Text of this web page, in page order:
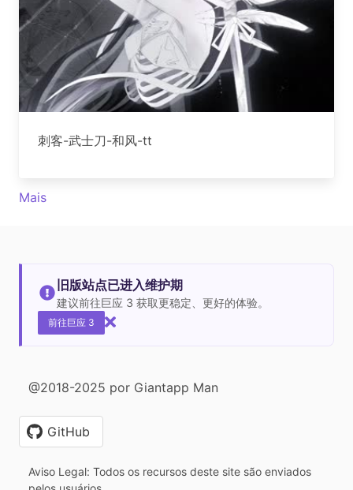
刺客-武士刀-和风-tt
Mais
旧版站点已进入维护期
建议前往巨应 3 获取更稳定、更好的体验。
前往巨应 3
@2018-2025 por Giantapp Man
GitHub
Aviso Legal: Todos os recursos deste site são enviados